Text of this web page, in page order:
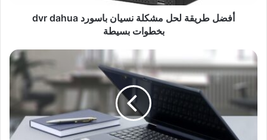
أفضل طريقة لحل مشكلة نسيان باسورد dvr dahua
بخطوات بسيطة